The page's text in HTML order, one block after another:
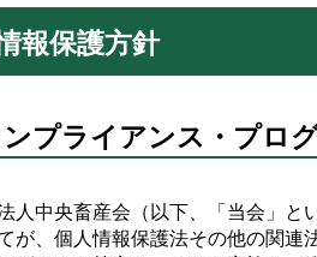
報保護方針
ンプライアンス・プロ
人中央畜産会（以下、「当会」と
が、個人情報保護法その他の関